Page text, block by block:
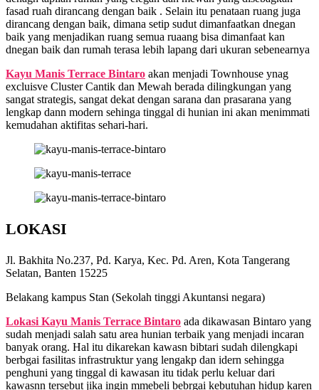
fasad ruah dirancang dengan baik . Selain itu penataan ruang juga
dirancang dengan baik, dimana setip sudut dimanfaatkan dnegan
baik yang menjadikan ruang semua ruaang bisa dimanfaat kan
dnegan baik dan rumah terasa lebih lapang dari ukuran sebenearnya
Kayu Manis Terrace Bintaro akan menjadi Townhouse ynag
excluisve Cluster Cantik dan Mewah berada dilingkungan yang
sangat strategis, sangat dekat dengan sarana dan prasarana yang
lengkap dann modern sehinga tinggal di hunian ini akan menimmati
kemudahan aktifitas sehari-hari.
LOKASI
Jl. Bakhita No.237, Pd. Karya, Kec. Pd. Aren, Kota Tangerang
Selatan, Banten 15225
Belakang kampus Stan (Sekolah tinggi Akuntansi negara)
Lokasi Kayu Manis Terrace Bintaro ada dikawasan Bintaro yang
sudah menjadi salah satu area hunian terbaik yang menjadi incaran
banyak orang. Hal itu dikarekan kawasn bibtari sudah dilengkapi
berbgai fasilitas infrastruktur yang lengakp dan idern sehingga
penghuni yang tinggal di kawasan itu tidak perlu keluar dari
kawasnn tersebut jika ingin mmebeli bebrgai kebutuhan hidup karen